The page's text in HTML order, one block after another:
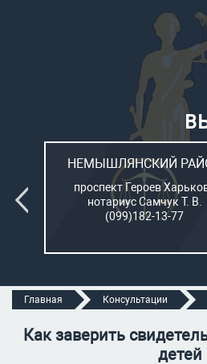
НЕМЫШЛЯНСКИЙ
проспект Героев
нотариус Самчук Т. В.
(099)182-13-77
Главная Консультации
Как заверить
детей